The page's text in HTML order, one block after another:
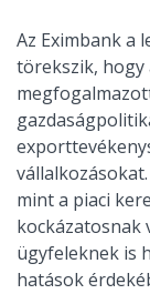
Az Eximbank a
törekszik, hogy
mint a piaci
kockázatosnak
ügyfeleknek is
hatások